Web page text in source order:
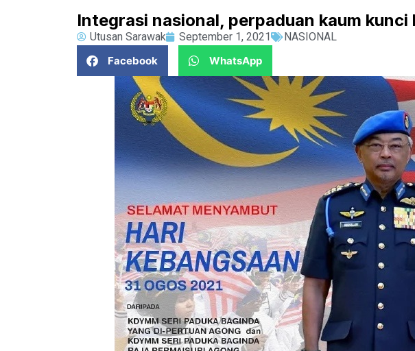
Integrasi nasional, perpaduan kaum kunci
Utusan Sarawak September 1, 2021
NASIONAL
Facebook
WhatsApp